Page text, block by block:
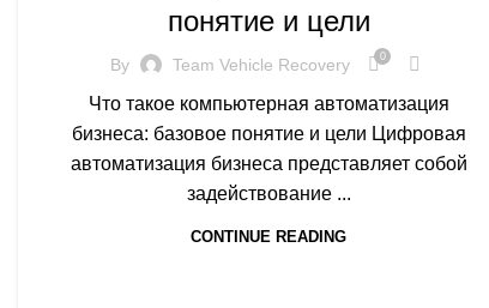
понятие и цели
By Team Vehicle Recovery 0
Что такое компьютерная автоматизация
бизнеса: базовое понятие и цели Цифровая
автоматизация бизнеса представляет собой
задействование ...
CONTINUE READING